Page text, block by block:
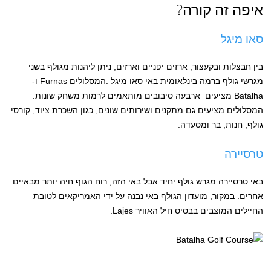
איפה זה קורה?
סאו מיגל
בין חבצלות ובקעצור, ארזים יפניים וארזים, ניתן ליהנות מגולף בשני
מגרשי גולף ברמה בינלאומית באי סאו מיגל .המסלולים Furnas ו-
Batalha מציעים ארבעה סיבובים מותאמים לרמות משחק שונות.
המסלולים מציעים גם מתקנים ושירותים שונים, כגון השכרת ציוד, קורסי
גולף, חנות, בר ומסעדה.
טרסיירה
באי טרסיירה מגרש גולף יחיד אבל באי הזה, רוח הגוף חיה יותר מבאיים
אחרים. במקור, מועדון הגולף באי נבנה על ידי האמריקאים לטובת
החיילים המוצבים בבסיס חיל האוויר Lajes.